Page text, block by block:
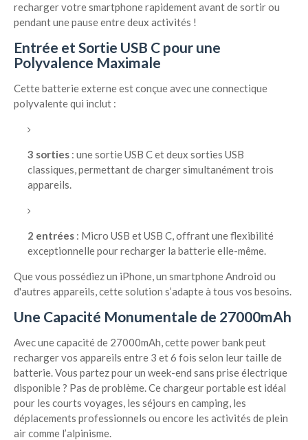
recharger votre smartphone rapidement avant de sortir ou
pendant une pause entre deux activités !
Entrée et Sortie USB C pour une
Polyvalence Maximale
Cette batterie externe est conçue avec une connectique
polyvalente qui inclut :
3 sorties : une sortie USB C et deux sorties USB
classiques, permettant de charger simultanément trois
appareils.
2 entrées : Micro USB et USB C, offrant une flexibilité
exceptionnelle pour recharger la batterie elle-même.
Que vous possédiez un iPhone, un smartphone Android ou
d'autres appareils, cette solution s’adapte à tous vos besoins.
Une Capacité Monumentale de 27000mAh
Avec une capacité de 27000mAh, cette power bank peut
recharger vos appareils entre 3 et 6 fois selon leur taille de
batterie. Vous partez pour un week-end sans prise électrique
disponible ? Pas de problème. Ce chargeur portable est idéal
pour les courts voyages, les séjours en camping, les
déplacements professionnels ou encore les activités de plein
air comme l’alpinisme.